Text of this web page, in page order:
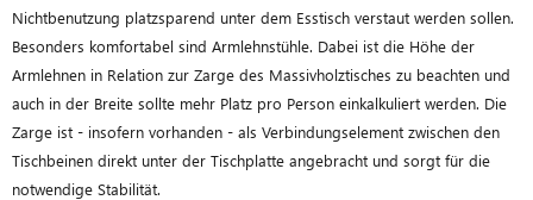
Nichtbenutzung platzsparend unter dem Esstisch verstaut werden sollen.
Besonders komfortabel sind Armlehnstühle. Dabei ist die Höhe der
Armlehnen in Relation zur Zarge des Massivholztisches zu beachten und
auch in der Breite sollte mehr Platz pro Person einkalkuliert werden. Die
Zarge ist - insofern vorhanden - als Verbindungselement zwischen den
Tischbeinen direkt unter der Tischplatte angebracht und sorgt für die
notwendige Stabilität.